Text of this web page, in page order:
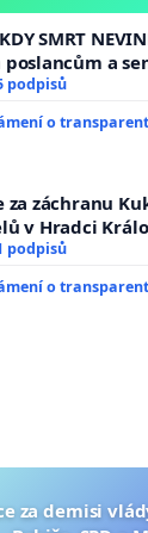
SMRT
poslancům a
urychleně
malé
podpisů
o
za záchranu
v Hradci
podpisů
o
za demisi